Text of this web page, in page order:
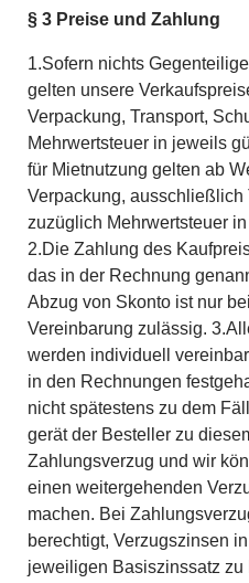
§ 3 Preise und Zahlung
1.Sofern nichts
gelten unsere
Verpackung, Transport,
Mehrwertsteuer in jeweils
für Mietnutzung gelten ab
Verpackung, ausschließlich
zuzüglich Mehrwertsteuer
2.Die Zahlung des
das in der Rechnung
Abzug von Skonto ist nur
Vereinbarung zulässig.
werden individuell
in den Rechnungen
nicht spätestens zu dem
gerät der Besteller zu
Zahlungsverzug und wir
einen weitergehenden
machen. Bei
berechtigt, Verzugszinsen
jeweiligen Basiszinssatz zu